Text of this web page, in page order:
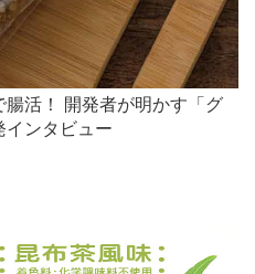
腸活！ 開発者が明かす「グ
インタビュー